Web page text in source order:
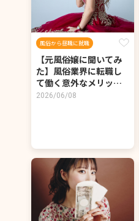
風俗から昼職に就職
【元風俗嬢に聞いてみ
た】風俗業界に転職し
て働く意外なメリッ…
2026/06/08